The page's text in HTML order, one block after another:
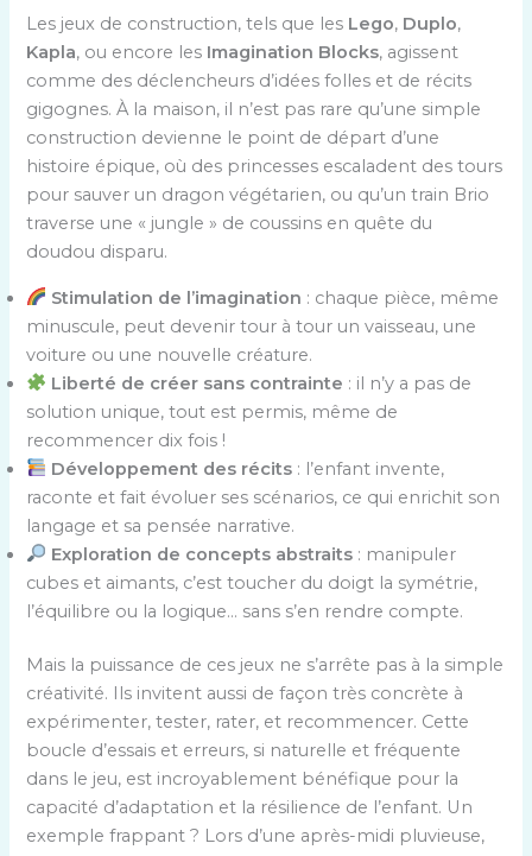
Les jeux de construction, tels que les Lego, Duplo,
Kapla, ou encore les Imagination Blocks, agissent
comme des déclencheurs d’idées folles et de récits
gigognes. À la maison, il n’est pas rare qu’une simple
construction devienne le point de départ d’une
histoire épique, où des princesses escaladent des tours
pour sauver un dragon végétarien, ou qu’un train Brio
traverse une « jungle » de coussins en quête du
doudou disparu.
Stimulation de l’imagination : chaque pièce, même
minuscule, peut devenir tour à tour un vaisseau, une
voiture ou une nouvelle créature.
Liberté de créer sans contrainte : il n’y a pas de
solution unique, tout est permis, même de
recommencer dix fois !
Développement des récits : l’enfant invente,
raconte et fait évoluer ses scénarios, ce qui enrichit son
langage et sa pensée narrative.
Exploration de concepts abstraits : manipuler
cubes et aimants, c’est toucher du doigt la symétrie,
l’équilibre ou la logique… sans s’en rendre compte.
Mais la puissance de ces jeux ne s’arrête pas à la simple
créativité. Ils invitent aussi de façon très concrète à
expérimenter, tester, rater, et recommencer. Cette
boucle d’essais et erreurs, si naturelle et fréquente
dans le jeu, est incroyablement bénéfique pour la
capacité d’adaptation et la résilience de l’enfant. Un
exemple frappant ? Lors d’une après-midi pluvieuse,